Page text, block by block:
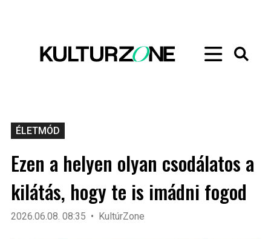
ÉLETMÓD
Ezen a helyen olyan csodálatos a
kilátás, hogy te is imádni fogod
2026.06.08. 08:35 KultúrZone